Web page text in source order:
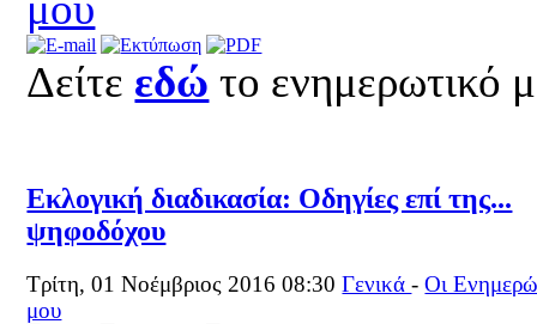
Δείτε εδώ το ενημερωτικό
Εκλογική διαδικασία: Οδηγίες επί της...
ψηφοδόχου
Τρίτη, 01 Νοέμβριος 2016 08:30Γενικά-Οι
μου